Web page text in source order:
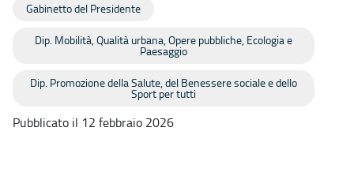
Gabinetto del Presidente
Dip. Mobilità, Qualità urbana, Opere pubbliche, Ecologia e
Paesaggio
Dip. Promozione della Salute, del Benessere sociale e dello
Sport per tutti
Pubblicato il 12 febbraio 2026